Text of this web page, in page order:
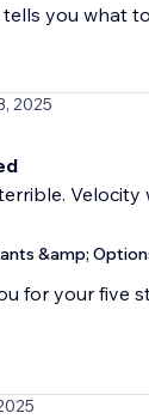
you what
2025
Velocity
&amp;
for your five